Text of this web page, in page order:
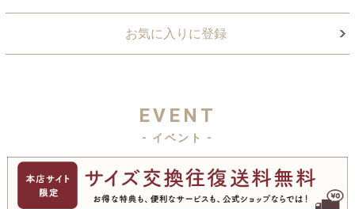
お気に入りに登録
EVENT
- イベント -